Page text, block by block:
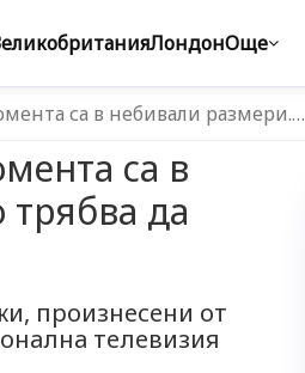
ЛондонОще
са в небивали размери.…
са в
да
произнесени от
телевизия